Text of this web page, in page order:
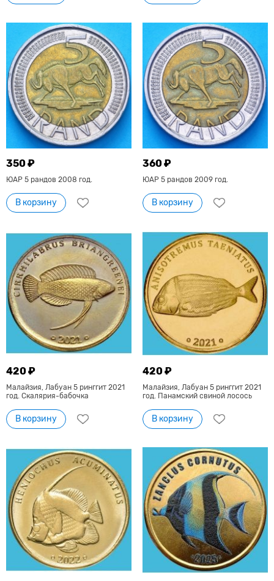
350 ₽
ЮАР 5 рандов 2008 год.
В корзину
360 ₽
ЮАР 5 рандов 2009 год.
В корзину
420 ₽
Малайзия, Лабуан 5 ринггит 2021
год. Скалярия-бабочка
В корзину
420 ₽
Малайзия, Лабуан 5 ринггит 2021
год. Панамский свиной лосось
В корзину